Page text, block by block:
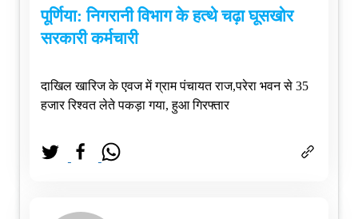
पूर्णिया: निगरानी विभाग के हत्थे चढ़ा घूसखोर
सरकारी कर्मचारी
दाखिल खारिज के एवज में ग्राम पंचायत राज,परेरा भवन से 35
हजार रिश्वत लेते पकड़ा गया, हुआ गिरफ्तार